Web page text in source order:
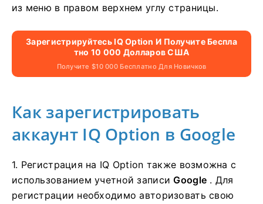
из меню в правом верхнем углу страницы.
Зарегистрируйтесь IQ Option И Получите Беспла
Тно 10 000 Долларов США
Получите $10 000 Бесплатно Для Новичков
Как зарегистрировать
аккаунт IQ Option в Google
1. Регистрация на IQ Option также возможна с
использованием учетной записиGoogle . Для
регистрации необходимо авторизовать свою